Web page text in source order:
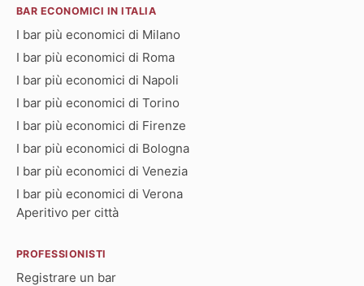
BAR ECONOMICI IN ITALIA
I bar più economici di Milano
I bar più economici di Roma
I bar più economici di Napoli
I bar più economici di Torino
I bar più economici di Firenze
I bar più economici di Bologna
I bar più economici di Venezia
I bar più economici di Verona
Aperitivo per città
PROFESSIONISTI
Registrare un bar